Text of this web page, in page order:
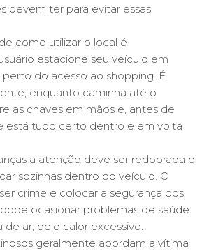
devem ter para evitar essas
como utilizar o local é
estacione seu veículo em
perto do acesso ao shopping. É
enquanto caminha até o
as chaves em mãos e, antes de
está tudo certo dentro e em volta
a atenção deve ser redobrada e
sozinhas dentro do veículo. O
crime e colocar a segurança dos
ocasionar problemas de saúde
ar, pelo calor excessivo.
geralmente abordam a vítima